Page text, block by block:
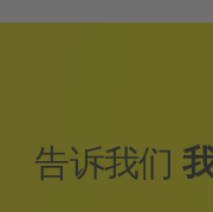
告诉我们